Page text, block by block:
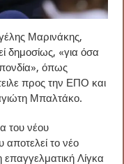
Μαρινάκης,
δημοσίως, «για όσα
όπως
προς την ΕΠΟ και
Μπαλτάκο.
του νέου
αποτελεί το νέο
Λίγκα